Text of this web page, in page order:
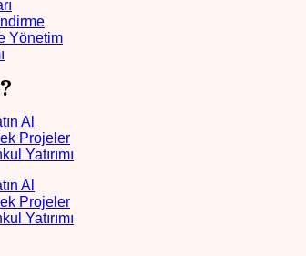
Yönetim
Al
Projeler
Yatırımı
Al
Projeler
Yatırımı